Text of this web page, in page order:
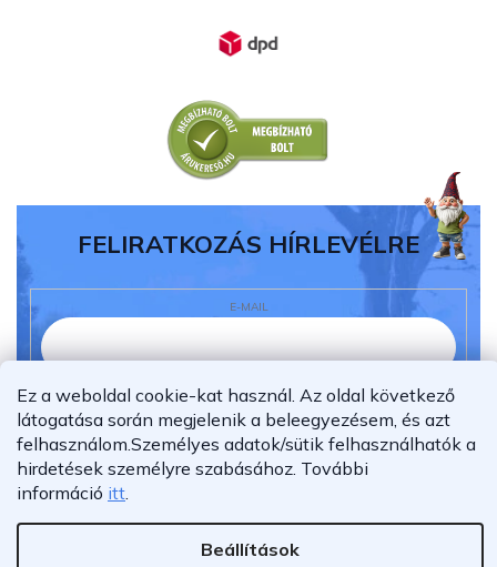
Ez a weboldal cookie-kat használ. Az oldal következő
látogatása során megjelenik a beleegyezésem, és azt
felhasználom.Személyes adatok/sütik felhasználhatók a
hirdetések személyre szabásához. További
információ itt.
Beállítások
FELIRATKOZÁS HÍRLEVÉLRE
E-MAIL
Elolvastam és megértettem azadatvédelmi
nyilatkozatot.
Feliratkozás
Shoptet Premium készítette